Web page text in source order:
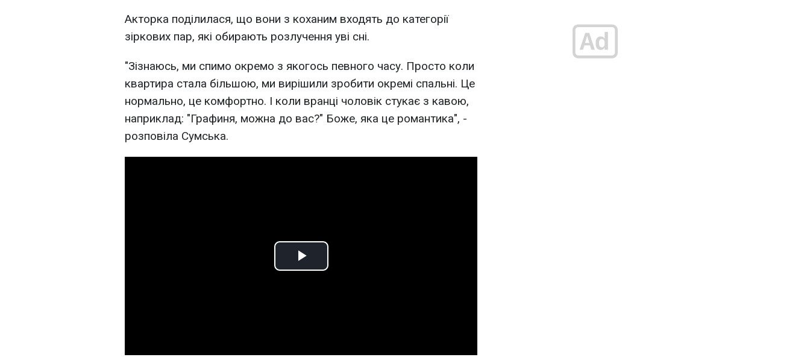
Акторка поділилася, що вони з коханим входять до категорії
зіркових пар, які обирають розлучення уві сні.
"Зізнаюсь, ми спимо окремо з якогось певного часу. Просто коли
квартира стала більшою, ми вирішили зробити окремі спальні. Це
нормально, це комфортно. І коли вранці чоловік стукає з кавою,
наприклад: "Графиня, можна до вас?" Боже, яка це романтика", -
розповіла Сумська.
Play